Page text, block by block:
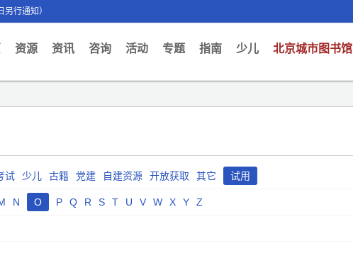
行通知）
(current)
资源 资讯 咨询 活动 专题 指南 少儿 北京城市图书馆
试 少儿 古籍 党建 自建资源 开放获取 其它 试用
N O P Q R S T U V W X Y Z